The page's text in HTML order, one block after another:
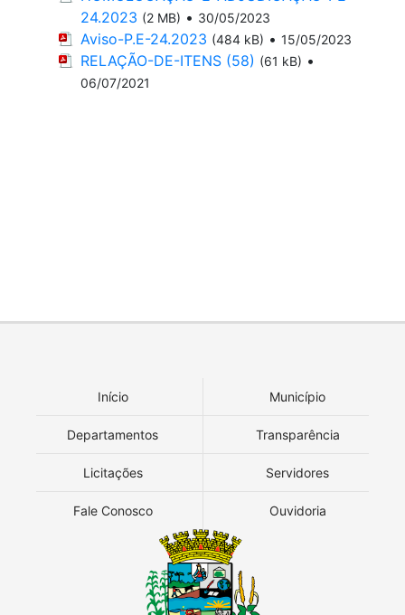
24.2023 (2 MB) • 30/05/2023
Aviso-P.E-24.2023 (484 kB) • 15/05/2023
RELAÇÃO-DE-ITENS (58) (61 kB) •
06/07/2021
Início Município
Departamentos Transparência
Licitações Servidores
Fale Conosco Ouvidoria